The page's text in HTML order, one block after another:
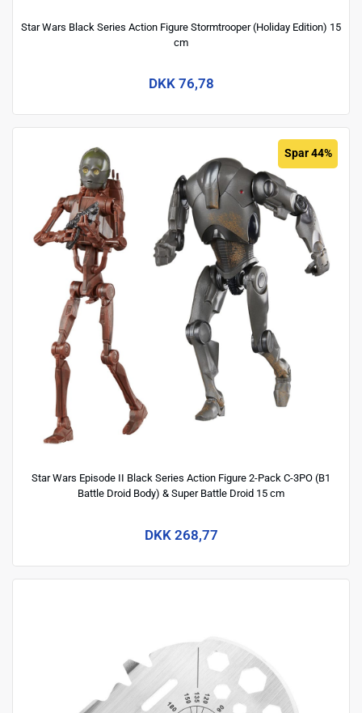
Star Wars Black Series Action Figure Stormtrooper (Holiday Edition) 15
cm
DKK 76,78
Spar 44%
Star Wars Episode II Black Series Action Figure 2-Pack C-3PO (B1
Battle Droid Body) & Super Battle Droid 15 cm
DKK 268,77